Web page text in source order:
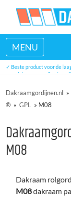
MENU
✓ Veel uit voorraad
✓ Beste product voor de
✓ Unieke eenvoudige
Dakraamgordijnen.nl »
® » GPL » M08
M08
Dakraam
M08dakraam